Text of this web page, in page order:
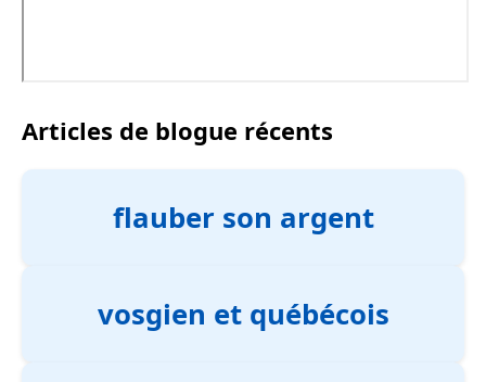
Articles de blogue récents
flauber son argent
vosgien et québécois